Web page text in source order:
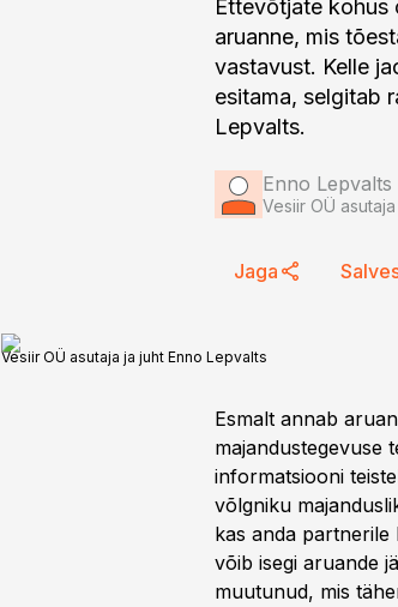
Ettevõtjate kohus
aruanne, mis
vastavust. Kelle
esitama, selgitab
Lepvalts.
Enno Lepvalts
Vesiir OÜ
Jaga
Vesiir OÜ asutaja ja juht Enno Lepvalts
Esmalt annab
majandustegevuse
informatsiooni
võlgniku
kas anda partnerile
võib isegi aruande
muutunud, mis